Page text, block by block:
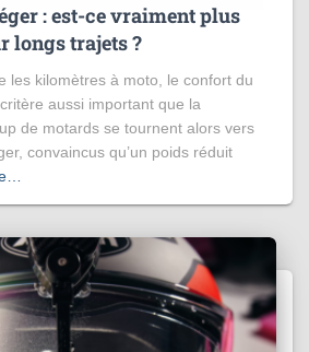
: est-ce vraiment plus
longs trajets ?
les kilomètres à moto, le confort du
aussi important que la
de motards se tournent alors vers
convaincus qu’un poids réduit